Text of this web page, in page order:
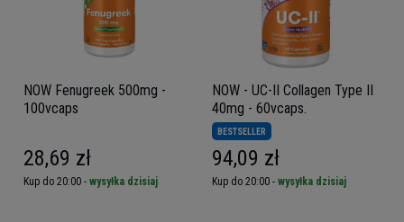
NOW Fenugreek 500mg -
100vcaps
28,69 zł
Kup do 20:00 - wysyłka dzisiaj
NOW - UC-II Collagen Type II
40mg - 60vcaps.
BESTSELLER
94,09 zł
Kup do 20:00 - wysyłka dzisiaj